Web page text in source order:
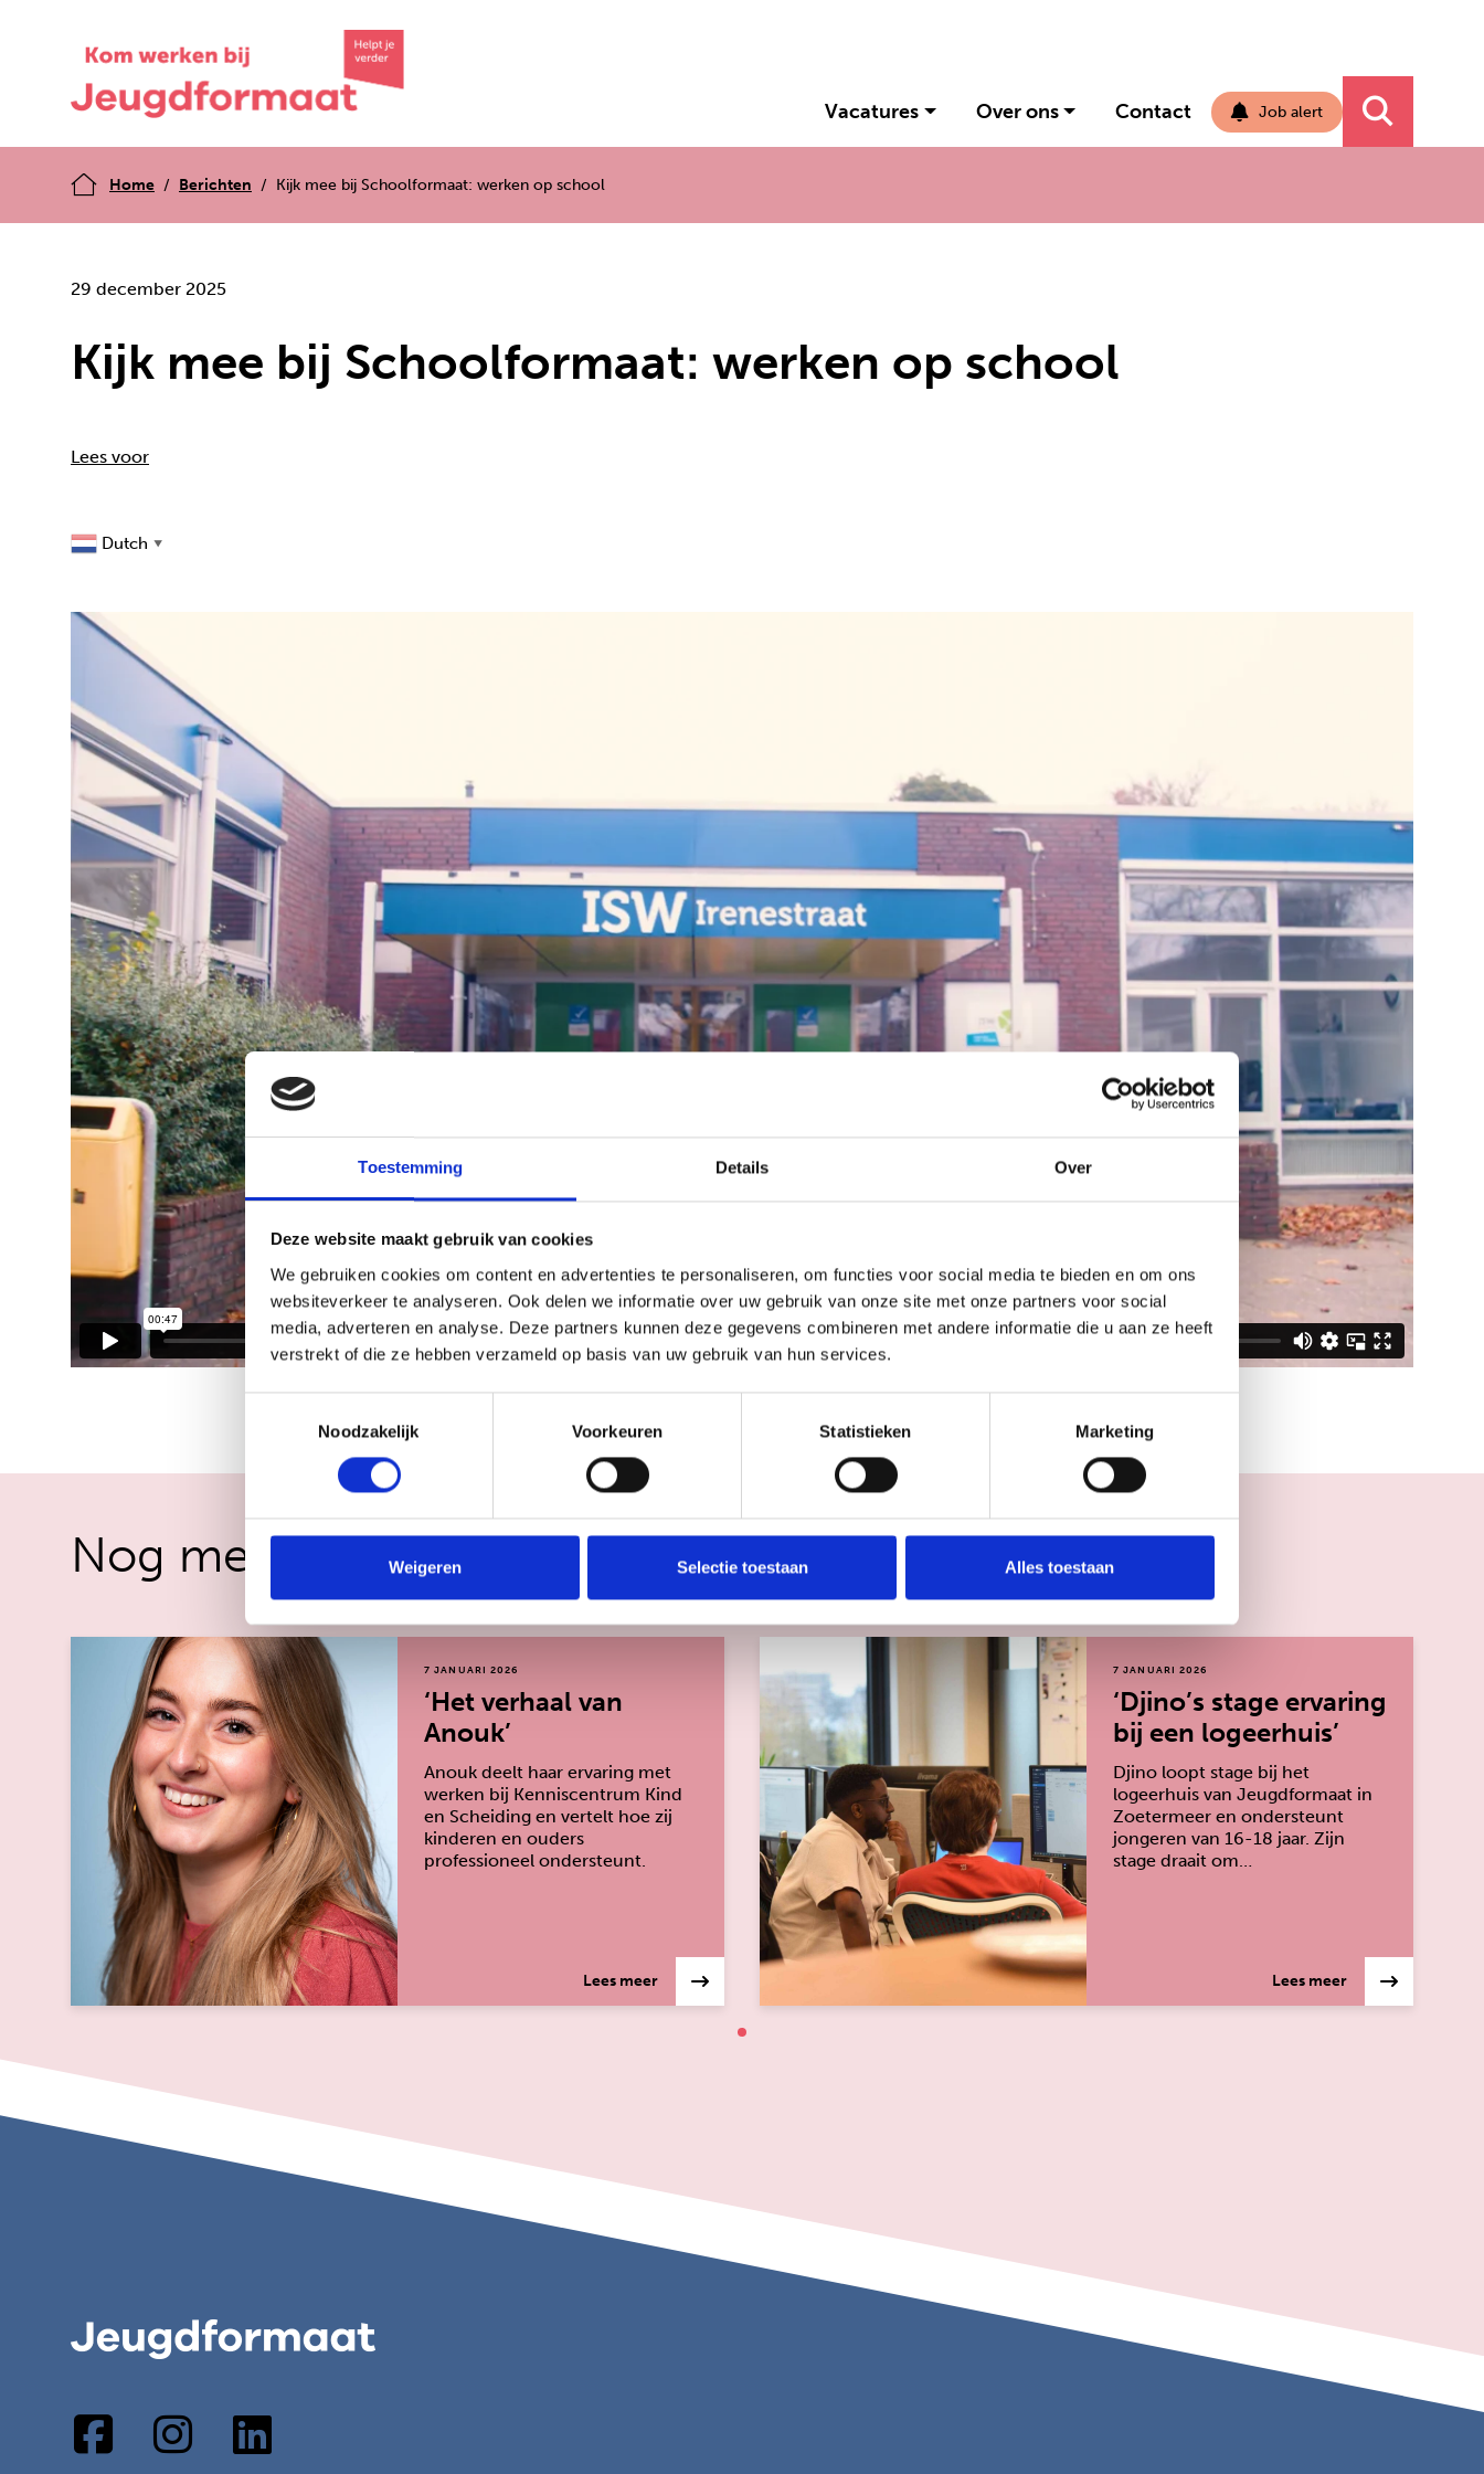
Toestemming Details Over
Deze website maakt gebruik van cookies
We gebruiken cookies om content en advertenties te personaliseren, om functies voor social media te bieden en om ons
websiteverkeer te analyseren. Ook delen we informatie over uw gebruik van onze site met onze partners voor social
media, adverteren en analyse. Deze partners kunnen deze gegevens combineren met andere informatie die u aan ze heeft
verstrekt of die ze hebben verzameld op basis van uw gebruik van hun services.
Noodzakelijk
Voorkeuren Statistieken Marketing
Weigeren Selectie toestaan Alles toestaan
Home Berichten Kijk mee bij Schoolformaat: werken op school
29 december 2025
Kijk mee bij Schoolformaat: werken op school
Lees voor
Dutch ▼
Nog meer om naar te kijken
‘Het verhaal van
Anouk’
7 JANUARI 2026
Anouk deelt haar ervaring met
werken bij Kenniscentrum Kind
en Scheiding en vertelt hoe zij
kinderen en ouders
professioneel ondersteunt.
Lees meer
over: ‘Het verhaal van Anouk’
‘Djino’s stage ervaring
bij een logeerhuis’
7 JANUARI 2026
Djino loopt stage bij het
logeerhuis van Jeugdformaat in
Zoetermeer en ondersteunt
jongeren van 16-18 jaar. Zijn
stage draait om…
Lees meer
Vacatures Over ons Contact Job alert